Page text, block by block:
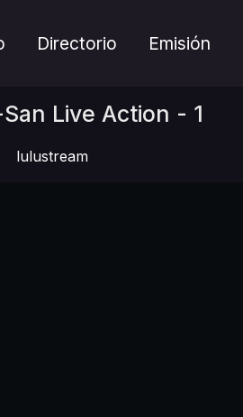
Directorio Emisión
Live Action - 1
lulustream